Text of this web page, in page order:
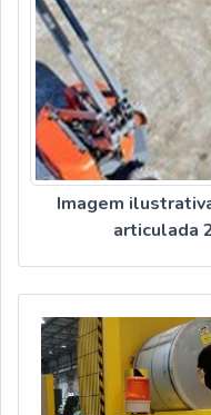
Imagem
articulada